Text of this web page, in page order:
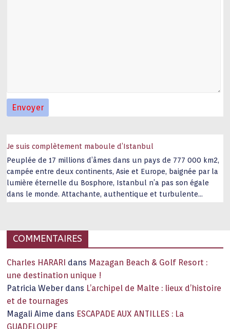
Je suis complètement maboule d’Istanbul
Peuplée de 17 millions d’âmes dans un pays de 777 000 km2,
campée entre deux continents, Asie et Europe, baignée par la
lumière éternelle du Bosphore, Istanbul n’a pas son égale
dans le monde. Attachante, authentique et turbulente
COMMENTAIRES
Charles HARARI dans Mazagan Beach & Golf Resort :
une destination unique !
Patricia Weber dans L’archipel de Malte : lieux d’histoire
et de tournages
Magali Aime dans ESCAPADE AUX ANTILLES : La
GUADELOUPE